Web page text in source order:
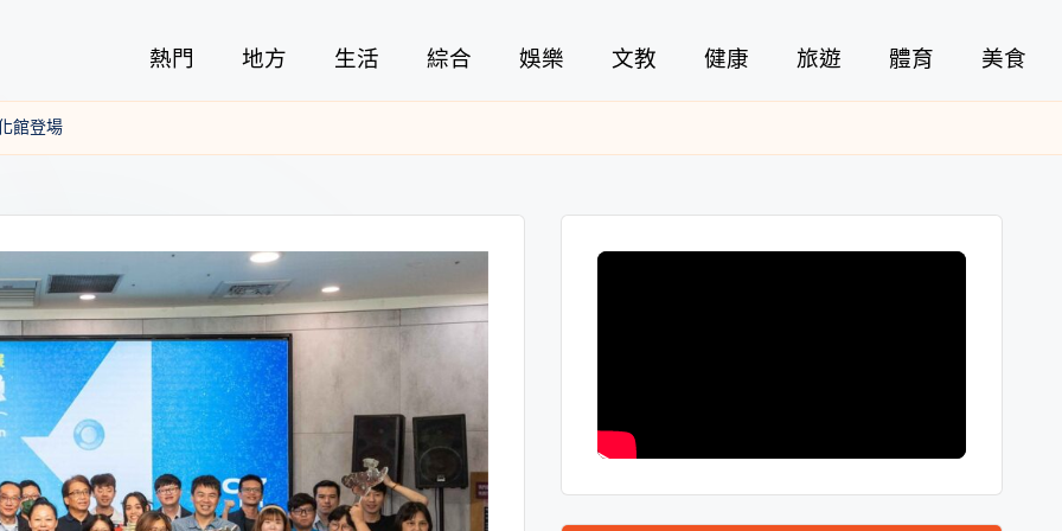
熱門 地方 生活 綜合 娛樂 文教 健康 旅遊 體育 美食
館登場